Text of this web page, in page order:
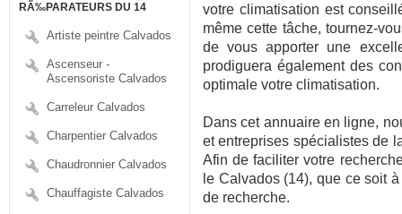
RÃ‰PARATEURS DU 14
Artiste peintre Calvados
Ascenseur -
Ascensoriste Calvados
Carreleur Calvados
Charpentier Calvados
Chaudronnier Calvados
Chauffagiste Calvados
votre climatisation est
même cette tâche, tournez-
de vous apporter une
prodiguera également des
optimale votre climatisation.
Dans cet annuaire en ligne,
et entreprises spécialistes de
Afin de faciliter votre
le Calvados (14), que ce soit
de recherche.